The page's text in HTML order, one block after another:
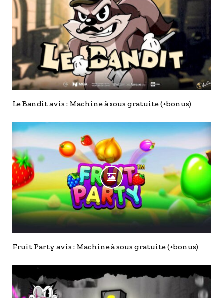
Le Bandit avis : Machine à sous gratuite (+bonus)
Fruit Party avis : Machine à sous gratuite (+bonus)